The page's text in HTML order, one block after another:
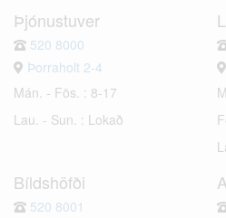
Þjónustuver
520 8000
Þorraholt 2-4
Mán. - Fös. : 8-17
Lau. - Sun. : Lokað
Bíldshöfði
520 8001